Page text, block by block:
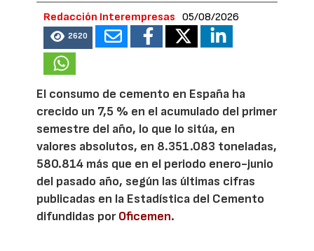
Redacción Interempresas 05/08/2026
2620
El consumo de cemento en España ha
crecido un 7,5 % en el acumulado del primer
semestre del año, lo que lo sitúa, en
valores absolutos, en 8.351.083 toneladas,
580.814 más que en el periodo enero-junio
del pasado año, según las últimas cifras
publicadas en la Estadística del Cemento
difundidas porOficemen.